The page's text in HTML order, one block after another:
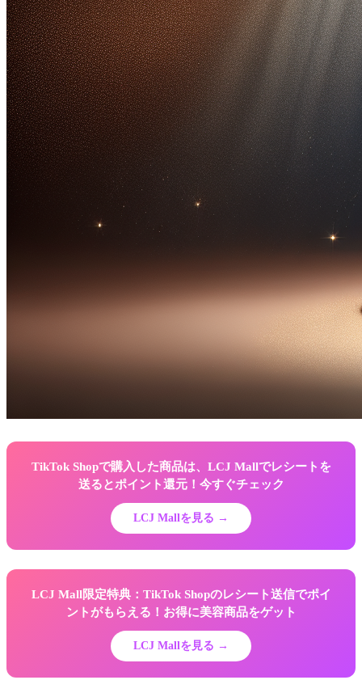
TikTok Shopで購入した商品は、LCJ Mallでレシートを
送るとポイント還元！今すぐチェック
LCJ Mallを見る →
LCJ Mall限定特典：TikTok Shopのレシート送信でポイ
ントがもらえる！お得に美容商品をゲット
LCJ Mallを見る →